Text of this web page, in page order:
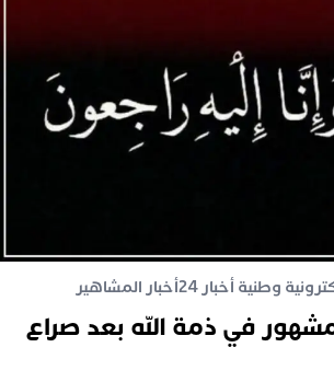
وطنية أخبار 24 أخبار المشاهير
في ذمة الله بعد صراع